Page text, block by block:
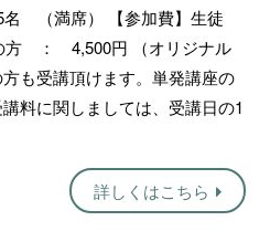
（満席） 【参加費】生徒
： 4,500円 （オリジナル
も受講頂けます。単発講座の
料に関しましては、受講日の1
詳しくはこちら